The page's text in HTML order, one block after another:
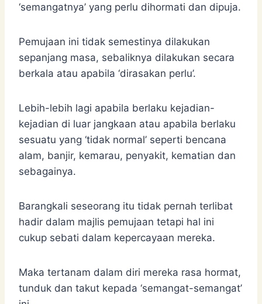
‘semangatnya’ yang perlu dihormati dan dipuja.
Pemujaan ini tidak semestinya dilakukan
sepanjang masa, sebaliknya dilakukan secara
berkala atau apabila ‘dirasakan perlu’.
Lebih-lebih lagi apabila berlaku kejadian-
kejadian di luar jangkaan atau apabila berlaku
sesuatu yang ‘tidak normal’ seperti bencana
alam, banjir, kemarau, penyakit, kematian dan
sebagainya.
Barangkali seseorang itu tidak pernah terlibat
hadir dalam majlis pemujaan tetapi hal ini
cukup sebati dalam kepercayaan mereka.
Maka tertanam dalam diri mereka rasa hormat,
tunduk dan takut kepada ‘semangat-semangat’